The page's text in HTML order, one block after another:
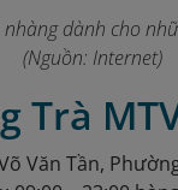
nhàng dành cho
(Nguồn: Internet)
Trà
Văn Tần,